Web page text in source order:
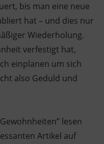
bis man eine neue
hat – und dies nur
Wiederholung.
verfestigt hat,
einplanen um sich
also Geduld und
lesen
Artikel auf